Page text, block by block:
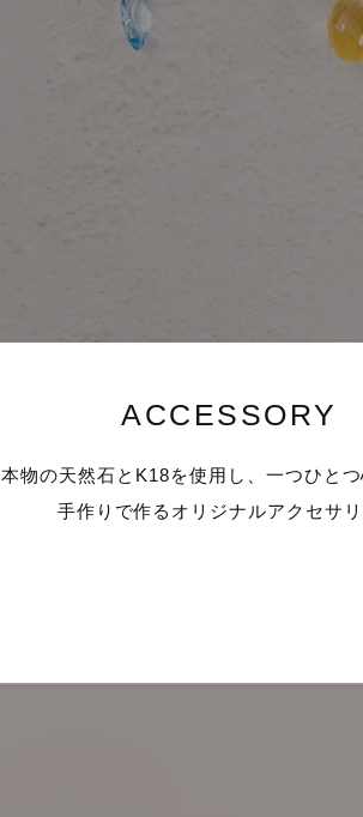
ACCESSORY
本物の天然石とK18を使用し、一つひと
手作りで作るオリジナルアクセサ